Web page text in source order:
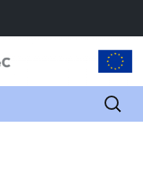
Пошук: